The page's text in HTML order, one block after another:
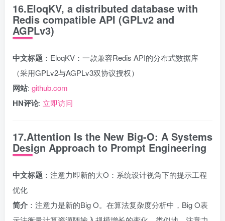
16.EloqKV, a distributed database with
Redis compatible API (GPLv2 and
AGPLv3)
中文标题 ：EloqKV：一款兼容Redis API的分布式数据库
（采用GPLv2与AGPLv3双协议授权）
网站: github.com
HN评论: 立即访问
17.Attention Is the New Big-O: A Systems
Design Approach to Prompt Engineering
中文标题 ：注意力即新的大O：系统设计视角下的提示工程
优化
简介 ：注意力是新的Big O。在算法复杂度分析中，Big O表